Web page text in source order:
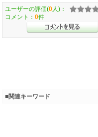
ユーザーの評価(0 人)：
コメント： 0件
■関連キーワード